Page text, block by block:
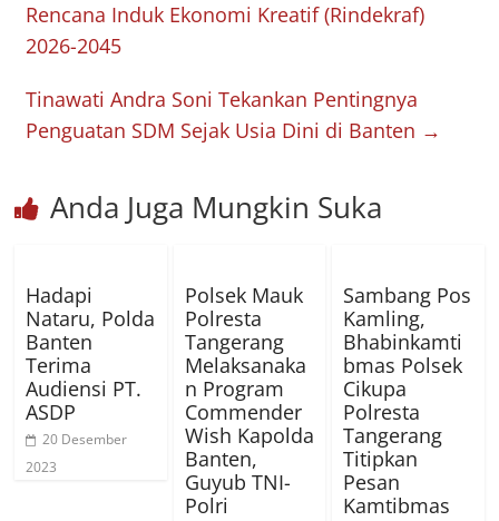
Rencana Induk Ekonomi Kreatif (Rindekraf)
2026-2045
Tinawati Andra Soni Tekankan Pentingnya
Penguatan SDM Sejak Usia Dini di Banten →
Anda Juga Mungkin Suka
Hadapi
Nataru, Polda
Banten
Terima
Audiensi PT.
ASDP
20 Desember
2023
Polsek Mauk
Polresta
Tangerang
Melaksanaka
n Program
Commender
Wish Kapolda
Banten,
Guyub TNI-
Polri
Sambang Pos
Kamling,
Bhabinkamti
bmas Polsek
Cikupa
Polresta
Tangerang
Titipkan
Pesan
Kamtibmas